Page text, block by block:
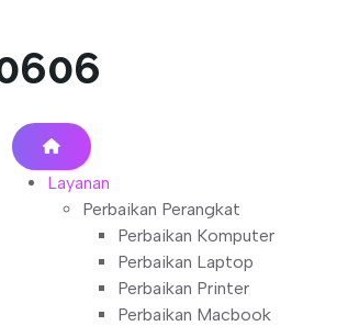
Layanan
Perbaikan Perangkat
Perbaikan Komputer
Perbaikan Laptop
Perbaikan Printer
Perbaikan Macbook